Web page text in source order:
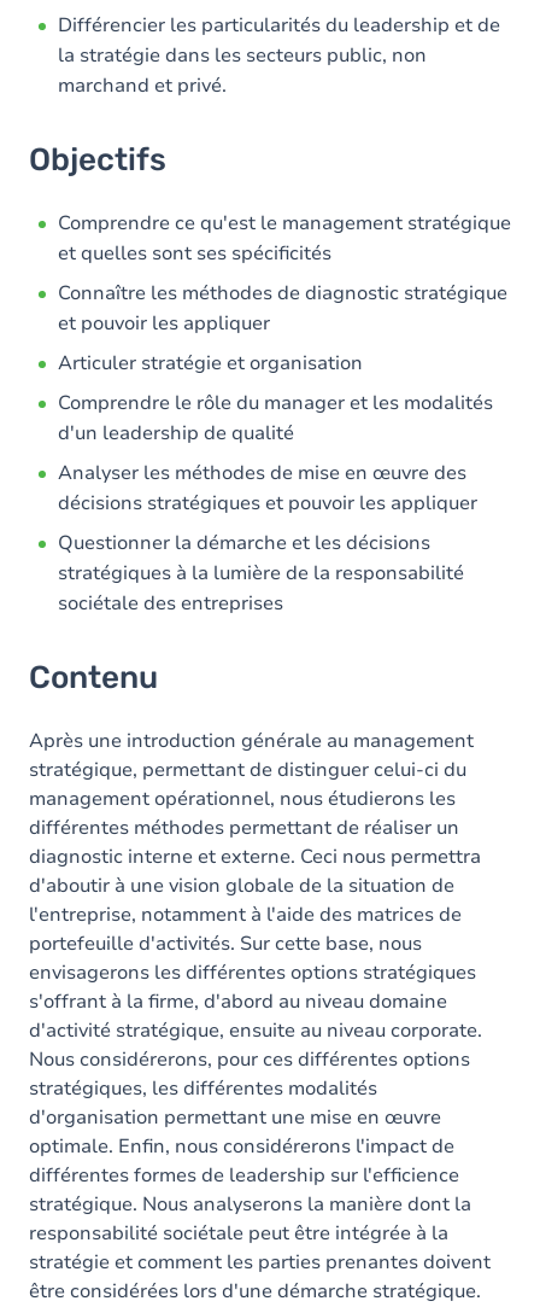
Différencier les particularités du leadership et de
la stratégie dans les secteurs public, non
marchand et privé.
Objectifs
Comprendre ce qu'est le management stratégique
et quelles sont ses spécificités
Connaître les méthodes de diagnostic stratégique
et pouvoir les appliquer
Articuler stratégie et organisation
Comprendre le rôle du manager et les modalités
d'un leadership de qualité
Analyser les méthodes de mise en œuvre des
décisions stratégiques et pouvoir les appliquer
Questionner la démarche et les décisions
stratégiques à la lumière de la responsabilité
sociétale des entreprises
Contenu
Après une introduction générale au management
stratégique, permettant de distinguer celui-ci du
management opérationnel, nous étudierons les
différentes méthodes permettant de réaliser un
diagnostic interne et externe. Ceci nous permettra
d'aboutir à une vision globale de la situation de
l'entreprise, notamment à l'aide des matrices de
portefeuille d'activités. Sur cette base, nous
envisagerons les différentes options stratégiques
s'offrant à la firme, d'abord au niveau domaine
d'activité stratégique, ensuite au niveau corporate.
Nous considérerons, pour ces différentes options
stratégiques, les différentes modalités
d'organisation permettant une mise en œuvre
optimale. Enfin, nous considérerons l'impact de
différentes formes de leadership sur l'efficience
stratégique. Nous analyserons la manière dont la
responsabilité sociétale peut être intégrée à la
stratégie et comment les parties prenantes doivent
être considérées lors d'une démarche stratégique.